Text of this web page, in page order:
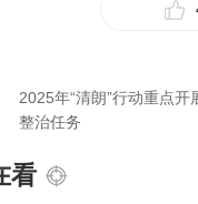
2025年“清朗”行动重点开
整治任务
看